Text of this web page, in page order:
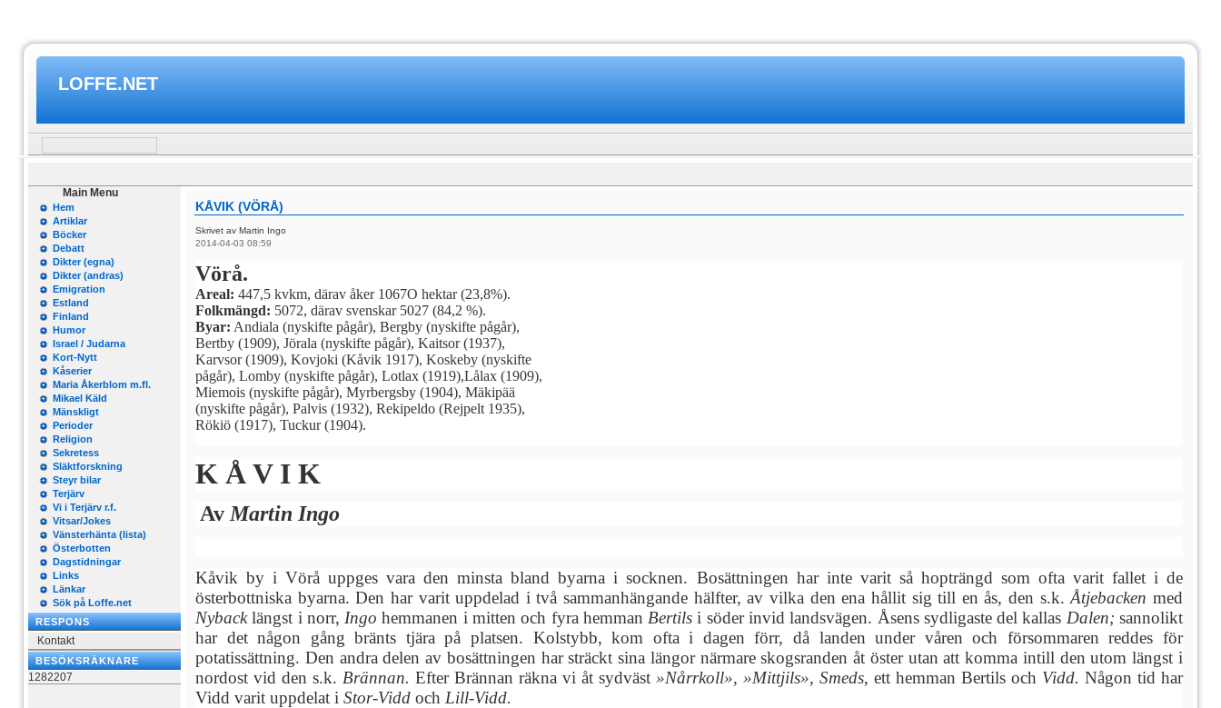
LOFFE.NET
Main Menu
Hem
Artiklar
Böcker
Debatt
Dikter (egna)
Dikter (andras)
Emigration
Estland
Finland
Humor
Israel / Judarna
Kort-Nytt
Kåserier
Maria Åkerblom m.fl.
Mikael Käld
Mänskligt
Perioder
Religion
Sekretess
Släktforskning
Steyr bilar
Terjärv
Vi i Terjärv r.f.
Vitsar/Jokes
Vänsterhänta (lista)
Österbotten
Dagstidningar
Links
Länkar
Sök på Loffe.net
RESPONS
Kontakt
BESÖKSRÄKNARE
1282207
KÅVIK (VÖRÅ)
Skrivet av Martin Ingo
2014-04-03 08:59
Vörå.
Areal: 447,5 kvkm, därav åker 1067O hektar (23,8%).
Folkmängd: 5072, därav svenskar 5027 (84,2 %).
Byar: Andiala (nyskifte pågår), Bergby (nyskifte pågår),
Bertby (1909), Jörala (nyskifte pågår), Kaitsor (1937),
Karvsor (1909), Kovjoki (Kåvik 1917), Koskeby (nyskifte
pågår), Lomby (nyskifte pågår), Lotlax (1919),Lålax (1909),
Miemois (nyskifte pågår), Myrbergsby (1904), Mäkipää
(nyskifte pågår), Palvis (1932), Rekipeldo (Rejpelt 1935),
Rökiö (1917), Tuckur (1904).
K Å V I K
Av Martin Ingo
Kåvik by i Vörå uppges vara den minsta bland byarna i socknen. Bosättningen har inte varit så hopträngd som ofta varit fallet i de
österbottniska byarna. Den har varit uppdelad i två sammanhängande hälfter, av vilka den ena hållit sig till en ås, den s.k.Åtjebackenmed
Nybacklängst i norr, Ingohemmanen i mitten och fyra hemman Bertilsi söder invid landsvägen. Åsens sydligaste del kallas Dalen;sannolikt
har det någon gång bränts tjära på platsen. Kolstybb, kom ofta i dagen förr, då landen under våren och försommaren reddes för
potatissättning. Den andra delen av bosättningen har sträckt sina längor närmare skogsranden åt öster utan att komma intill den utom längst i
nordost vid den s.k. Brännan. Efter Brännan räkna vi åt sydväst »Nårrkoll», »Mittjils», Smeds, ett hemman Bertils och Vidd. Någon tid har
Vidd varit uppdelat i Stor-Vidd och Lill-Vidd.